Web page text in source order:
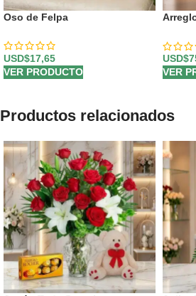
Oso de Felpa
USD$17,65
VER PRODUCTO
USD$
VER
Productos relacionados